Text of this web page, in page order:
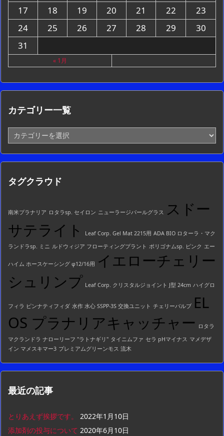
17
18 19 20 21 22
23
24
25 26 27 28 29
30
31
« 1月
カテゴリー一覧
カ
テ
ゴ
リ
一
タグクラウド
南米プラナリア ロタラsp. セイロン ニューラージパールグラス スドー
サテライト
Leaf Corp. Gel Mat 2215用 ADA BIO ロターラ・マク
ランドラsp. ミニ ルドウィジア フローティングプラント ポリゴナムsp. ピンク エー
ハイム ホースケーシング φ12/16用 イエローチェリー
シュリンプ Leaf Corp. クリスタルジョイント J型 24cm ハイグロ
フィラ ピンナティフィダ 水作 水心 SSPP-3S 交換ユニット チェリーバルブ EL
OS プラナリアキャッチャー
ロタラ
マクランドラ ナローリーフ "ラトナギリ" タイニムファ セラ pHマイナス マメデザ
イン マメスキマー3 プレミアムグリーンモス 流木
最近の記事
とりあえず挨拶です。
2022年1月10日
添加剤の投与について 2020年6月10日